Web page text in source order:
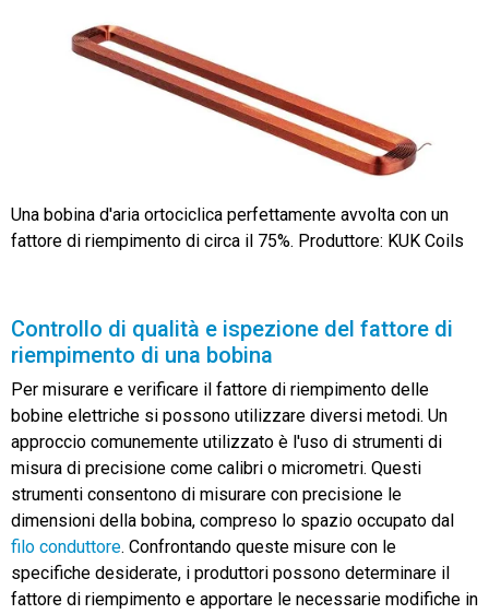
Una bobina d'aria ortociclica perfettamente avvolta con un
fattore di riempimento di circa il 75%. Produttore: KUK Coils
Controllo di qualità e ispezione del fattore di
riempimento di una bobina
Per misurare e verificare il fattore di riempimento delle
bobine elettriche si possono utilizzare diversi metodi. Un
approccio comunemente utilizzato è l'uso di strumenti di
misura di precisione come calibri o micrometri. Questi
strumenti consentono di misurare con precisione le
dimensioni della bobina, compreso lo spazio occupato dal
filo conduttore. Confrontando queste misure con le
specifiche desiderate, i produttori possono determinare il
fattore di riempimento e apportare le necessarie modifiche in